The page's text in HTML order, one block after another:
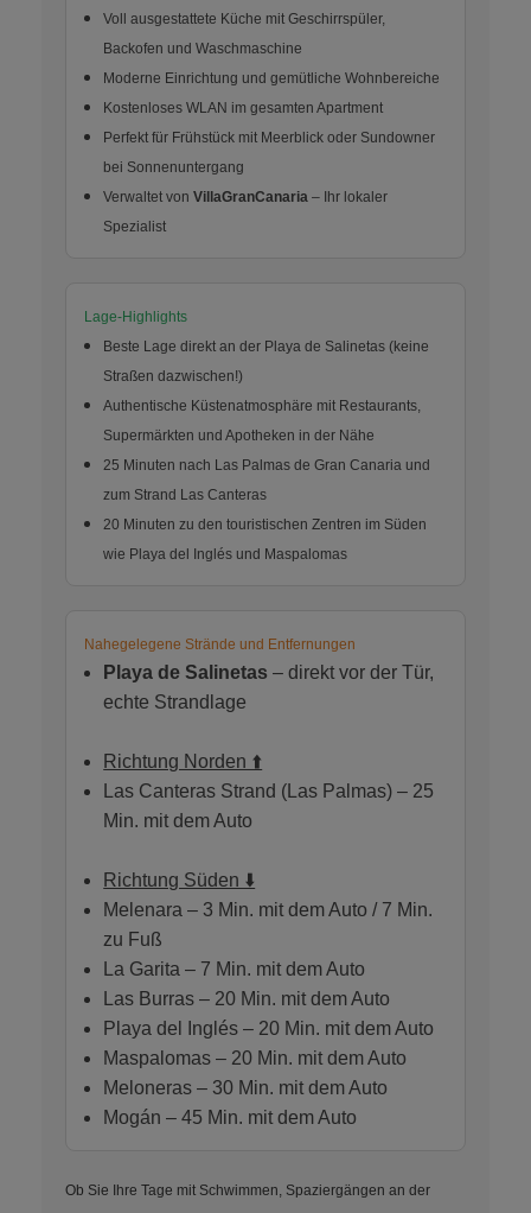
Voll ausgestattete Küche mit Geschirrspüler,
Backofen und Waschmaschine
Moderne Einrichtung und gemütliche Wohnbereiche
Kostenloses WLAN im gesamten Apartment
Perfekt für Frühstück mit Meerblick oder Sundowner
bei Sonnenuntergang
Verwaltet vonVillaGranCanaria – Ihr lokaler
Spezialist
Lage-Highlights
Beste Lage direkt an der Playa de Salinetas (keine
Straßen dazwischen!)
Authentische Küstenatmosphäre mit Restaurants,
Supermärkten und Apotheken in der Nähe
25 Minuten nach Las Palmas de Gran Canaria und
zum Strand Las Canteras
20 Minuten zu den touristischen Zentren im Süden
wie Playa del Inglés und Maspalomas
Nahegelegene Strände und Entfernungen
Playa de Salinetas – direkt vor der Tür,
echte Strandlage
Richtung Norden ⬆️
Las Canteras Strand (Las Palmas) – 25
Min. mit dem Auto
Richtung Süden ⬇️
Melenara – 3 Min. mit dem Auto / 7 Min.
zu Fuß
La Garita – 7 Min. mit dem Auto
Las Burras – 20 Min. mit dem Auto
Playa del Inglés – 20 Min. mit dem Auto
Maspalomas – 20 Min. mit dem Auto
Meloneras – 30 Min. mit dem Auto
Mogán – 45 Min. mit dem Auto
Ob Sie Ihre Tage mit Schwimmen, Spaziergängen an der